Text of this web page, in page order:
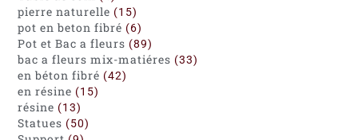
pierre naturelle 15
pot en beton fibré 6
Pot et Bac a fleurs 89
bac a fleurs mix-matiéres 33
en béton fibré 42
en résine 15
résine 13
Statues 50